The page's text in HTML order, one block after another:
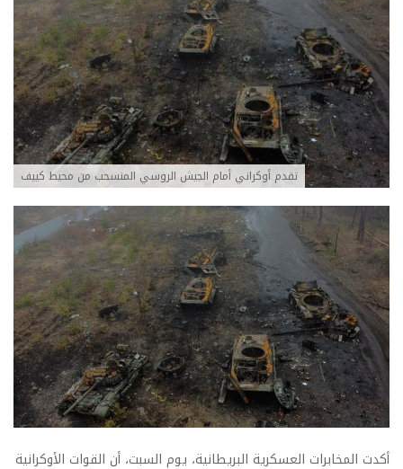
تقدم أوكراني أمام الجيش الروسي المنسحب من محيط كييف
أكدت المخابرات العسكرية البريطانية، يوم السبت، أن القوات الأوكرانية